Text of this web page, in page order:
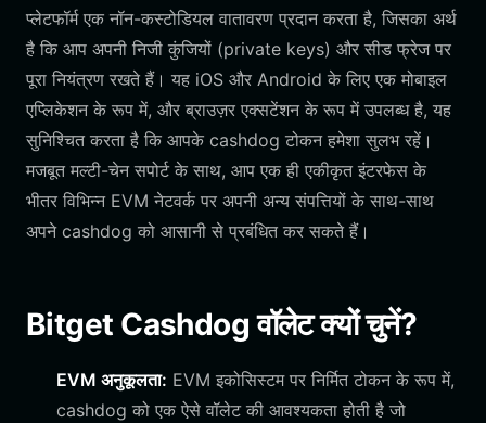
प्लेटफॉर्म एक नॉन-कस्टोडियल वातावरण प्रदान करता है, जिसका अर्थ
है कि आप अपनी निजी कुंजियों (private keys) और सीड फ्रेज पर
पूरा नियंत्रण रखते हैं। यह iOS और Android के लिए एक मोबाइल
एप्लिकेशन के रूप में, और ब्राउज़र एक्सटेंशन के रूप में उपलब्ध है, यह
सुनिश्चित करता है कि आपके cashdog टोकन हमेशा सुलभ रहें।
मजबूत मल्टी-चेन सपोर्ट के साथ, आप एक ही एकीकृत इंटरफेस के
भीतर विभिन्न EVM नेटवर्क पर अपनी अन्य संपत्तियों के साथ-साथ
अपने cashdog को आसानी से प्रबंधित कर सकते हैं।
Bitget Cashdog वॉलेट क्यों चुनें?
EVM अनुकूलता: EVM इकोसिस्टम पर निर्मित टोकन के रूप में,
cashdog को एक ऐसे वॉलेट की आवश्यकता होती है जो